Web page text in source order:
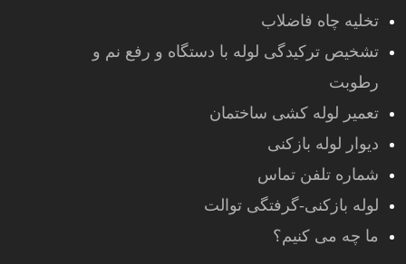
تخلیه چاه فاضلاب
تشخیص ترکیدگی لوله با دستگاه و رفع نم و
رطوبت
تعمیر لوله کشی ساختمان
دیوار لوله بازکنی
شماره تلفن تماس
لوله بازکنی-گرفتگی توالت
ما چه می کنیم؟